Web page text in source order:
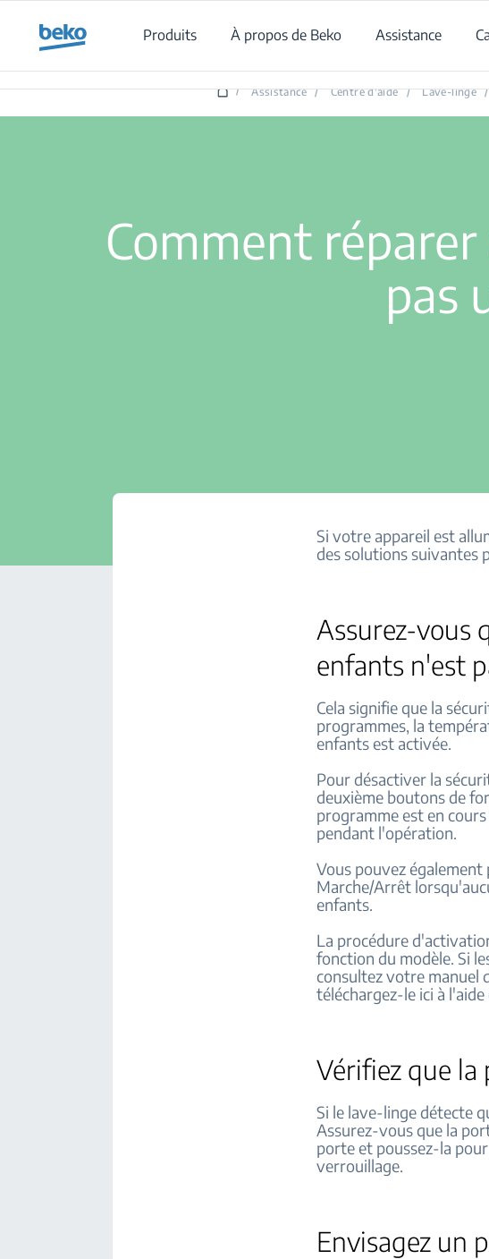
Produits
À propos de Beko Assistance
/ Assistance / Centre d'aide / Lave-linge /
Comment
pas
Comment
Si votre appareil est
des solutions suivantes
Assurez-vous
enfants n'est
Cela signifie que la
programmes, la
enfants est activée.
Pour désactiver la
deuxième boutons de
programme est en
pendant l'opération.
Vous pouvez
Marche/Arrêt
enfants.
La procédure
fonction du modèle. Si
consultez votre manuel
téléchargez-le ici à
Vérifiez que
Si le lave-linge détecte
Assurez-vous que la
porte et poussez-la
verrouillage.
Envisagez un